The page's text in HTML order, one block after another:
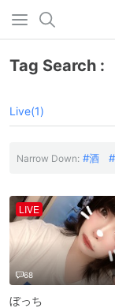
Tag Search :
Live(1)
Narrow Down: 酒
LIVE
68
ぼっち